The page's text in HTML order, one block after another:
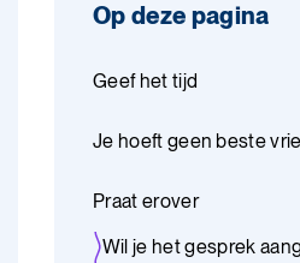
Op deze pagina
Geef het tijd
Je hoeft geen beste
Praat erover
Wil je het gesprek